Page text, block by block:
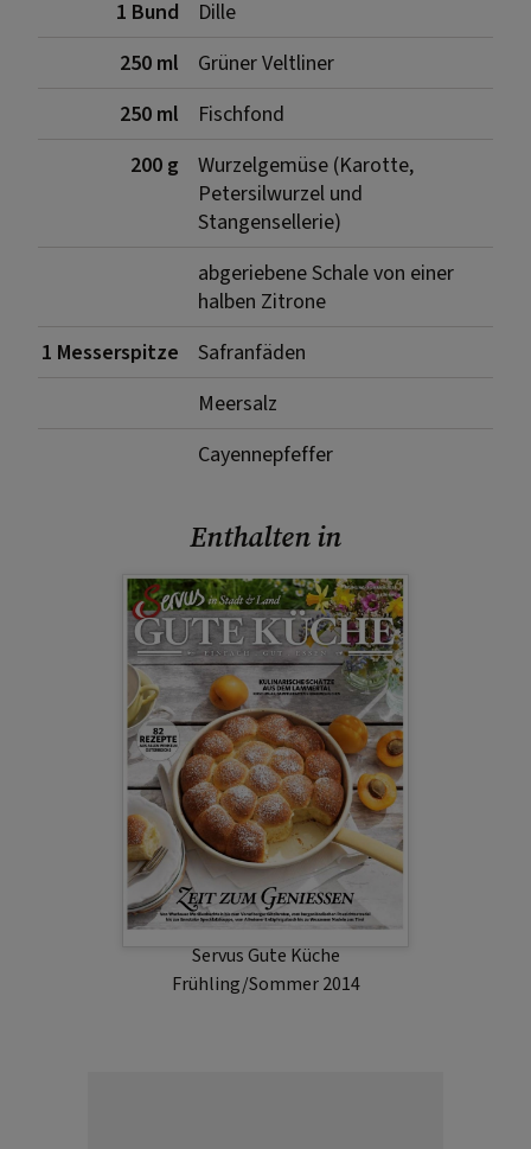
1 Bund
Dille
250 ml
Grüner Veltliner
250 ml
Fischfond
200 g
Wurzelgemüse (Karotte,
Petersilwurzel und
Stangensellerie)
abgeriebene Schale von einer
halben Zitrone
1 Messerspitze
Safranfäden
Meersalz
Cayennepfeffer
Enthalten in
Servus Gute Küche
Frühling/Sommer 2014